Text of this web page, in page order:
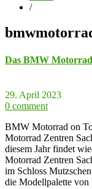
/
Das BMW
29. April 2023
0 comment
BMW Motorrad on
Motorrad Zentren
diesem Jahr findet
Motorrad Zentren
im Schloss
die Modellpalette